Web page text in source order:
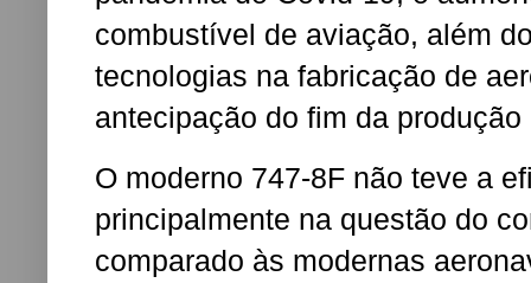
combustível de aviação, além
tecnologias na fabricação de
antecipação do fim da
O moderno 747-8F não teve a
principalmente na questão do
comparado às modernas